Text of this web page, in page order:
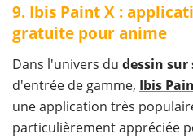
9. Ibis Paint X :
gratuite pour anime
Dans l'univers du dessin
d'entrée de gamme, Ibis
une application très
particulièrement appréciée